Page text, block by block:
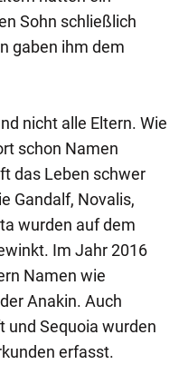
Sohn schließlich
gaben ihm dem
nicht alle Eltern. Wie
schon Namen
das Leben schwer
Gandalf, Novalis,
wurden auf dem
Im Jahr 2016
Namen wie
Anakin. Auch
und Sequoia wurden
erfasst.